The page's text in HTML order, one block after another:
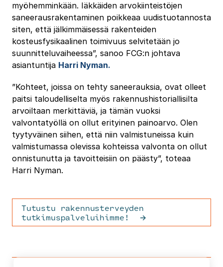
myöhemminkään. Iäkkäiden arvokiinteistöjen
saneerausrakentaminen poikkeaa uudistuotannosta
siten, että jälkimmäisessä rakenteiden
kosteusfysikaalinen toimivuus selvitetään jo
suunnitteluvaiheessa”, sanoo FCG:n johtava
asiantuntija Harri Nyman.
”Kohteet, joissa on tehty saneerauksia, ovat olleet
paitsi taloudelliselta myös rakennushistoriallisilta
arvoiltaan merkittäviä, ja tämän vuoksi
valvontatyöllä on ollut erityinen painoarvo. Olen
tyytyväinen siihen, että niin valmistuneissa kuin
valmistumassa olevissa kohteissa valvonta on ollut
onnistunutta ja tavoitteisiin on päästy”, toteaa
Harri Nyman.
Tutustu rakennusterveyden
tutkimuspalveluihimme!